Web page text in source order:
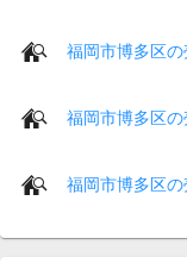
福岡市博多区
福岡市博多区
福岡市博多区